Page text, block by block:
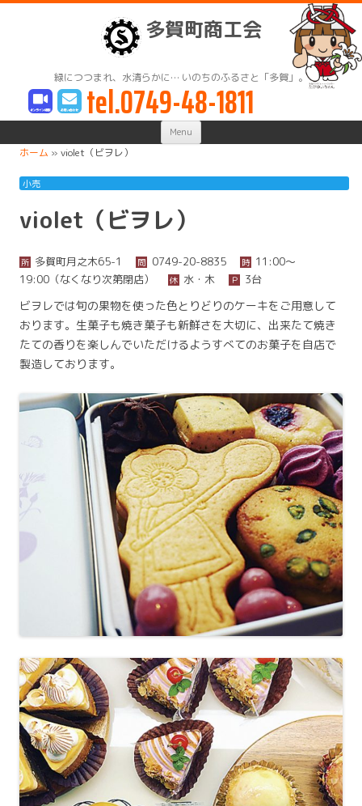
多賀町商工会
緑につつまれ、水清らかに… いのちのふるさと「多賀」。
tel.0749-48-1811
Menu Skip
content
ホーム » violet（ビヲレ）
小売
violet（ビヲレ）
所 多賀町月之木65-1 問 0749-20-8835 時 11:00〜
19:00（なくなり次第閉店）
休 水・木 Ｐ 3台
ビヲレでは旬の果物を使った色とりどりのケーキをご用意して
おります。生菓子も焼き菓子も新鮮さを大切に、出来たて焼き
たての香りを楽しんでいただけるようすべてのお菓子を自店で
製造しております。